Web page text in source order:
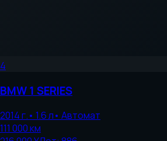
4
BMW1 SERIES
2014г.• 1.6л• Автомат
111 000км